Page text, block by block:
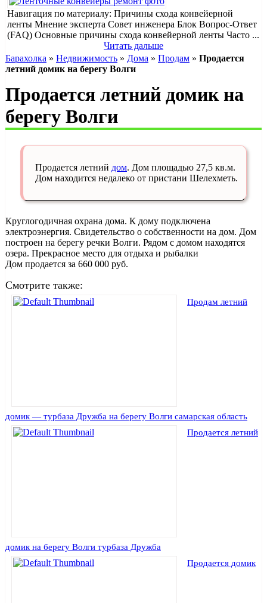
Навигация по материалу: Причины схода конвейерной
ленты Мнение эксперта Совет инженера Блок Вопрос-Ответ
(FAQ) Основные причины схода конвейерной ленты Часто ...
Читать дальше
Барахолка » Недвижимость » Дома » Продам » Продается
летний домик на берегу Волги
Продается летний домик на
берегу Волги
Продается летний дом. Дом площадью 27,5 кв.м.
Дом находится недалеко от пристани Шелехметь.
Круглогодичная охрана дома. К дому подключена
электроэнергия. Свидетельство о собственности на дом. Дом
построен на берегу речки Волги. Рядом с домом находятся
озера. Прекрасное место для отдыха и рыбалки
Дом продается за 660 000 руб.
Смотрите также:
Продам летний
домик — турбаза Дружба на берегу Волги самарская область
Продается летний
домик на берегу Волги турбаза Дружба
Продается домик